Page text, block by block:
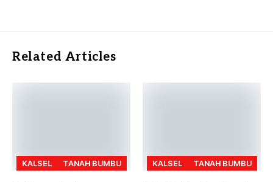
Related Articles
KALSEL TANAH BUMBU KALSEL TANAH BUMBU